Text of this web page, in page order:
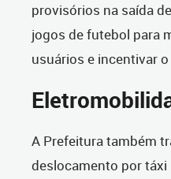
provisórios na saída
jogos de futebol para
usuários e incentivar
A Prefeitura também
deslocamento por